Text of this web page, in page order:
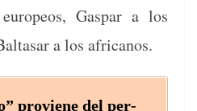
Gas­par a los
a los africanos.
proviene del per­